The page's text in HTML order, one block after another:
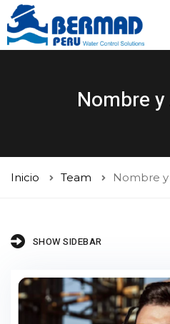
Nombre
Inicio Team Nombre
SHOW SIDEBAR